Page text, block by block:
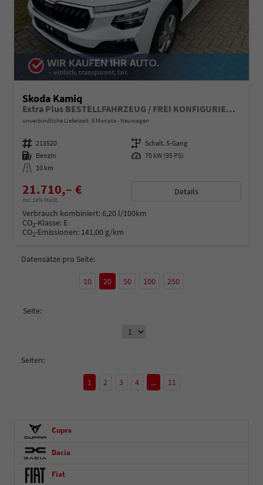
Skoda Kamiq
Extra Plus BESTELLFAHRZEUG / FREI KONFIGURIERBAR
unverbindliche Lieferzeit: 6 Monate Neuwagen
Fahrzeugnummer 213520 Getriebe Schalt. 5-Gang
Kraftstoff Benzin Leistung 70 kW (95 PS)
Kilometerstand 10 km
21.710,– €
incl. 19% MwSt.
Details
Verbrauch kombiniert:6,20 l/100km
CO2-Klasse: E
CO2-Emissionen: 141,00 g/km
Datensätze pro Seite:
10 20 50 100 250
Seite:
Seiten:
1 2 3 4 ... 11
Cupra
Dacia
Fiat